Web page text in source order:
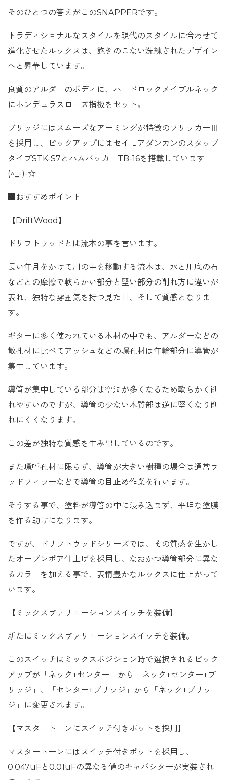
そのひとつの答えがこのSNAPPERです。
トラディショナルなスタイルを現代のスタイルに合わせて
進化させたルックスは、飽きのこない洗練されたデザイン
へと昇華しています。
良質のアルダーのボディに、ハードロックメイプルネック
にホンデュラスローズ指板をセット。
ブリッジにはスムーズなアーミングが特徴のフリッカーⅢ
を採用し、ピックアップにはセイモアダンカンのスタップ
タイプSTK-S7とハムバッカーTB-16を搭載しています
(^_-)-☆
■おすすめポイント
【DriftWood】
ドリフトウッドとは流木の事を言います。
長い年月をかけて川の中を移動する流木は、水と川底の石
などとの摩擦で軟らかい部分と堅い部分の削れ方に違いが
表れ、独特な雰囲気を持つ見た目、そして質感となりま
す。
ギターに多く使われている木材の中でも、アルダーなどの
散孔材に比べてアッシュなどの環孔材は年輪部分に導管が
集中しています。
導管が集中している部分は空洞が多くなるため軟らかく削
れやすいのですが、導管の少ない木質部は逆に堅くなり削
れにくくなります。
この差が独特な質感を生み出しているのです。
また環呼孔材に限らず、導管が大きい樹種の場合は通常ウ
ッドフィラーなどで導管の目止め作業を行います。
そうする事で、塗料が導管の中に浸み込まず、平坦な塗膜
を作る助けになります。
ですが、ドリフトウッドシリーズでは、その質感を生かし
たオープンポア仕上げを採用し、なおかつ導管部分に異な
るカラーを加える事で、表情豊かなルックスに仕上がって
います。
【ミックスヴァリエーションスイッチを装備】
新たにミックスヴァリエーションスイッチを装備。
このスイッチはミックスポジション時で選択されるピック
アップが「ネック+センター」から「ネック+センター+ブ
リッジ」、「センター+ブリッジ」から「ネック+ブリッ
ジ」に変更されます。
【マスタートーンにスイッチ付きポットを採用】
マスタートーンにはスイッチ付きポットを採用し、
0.047uFと0.01uFの異なる値のキャパシターが実装され